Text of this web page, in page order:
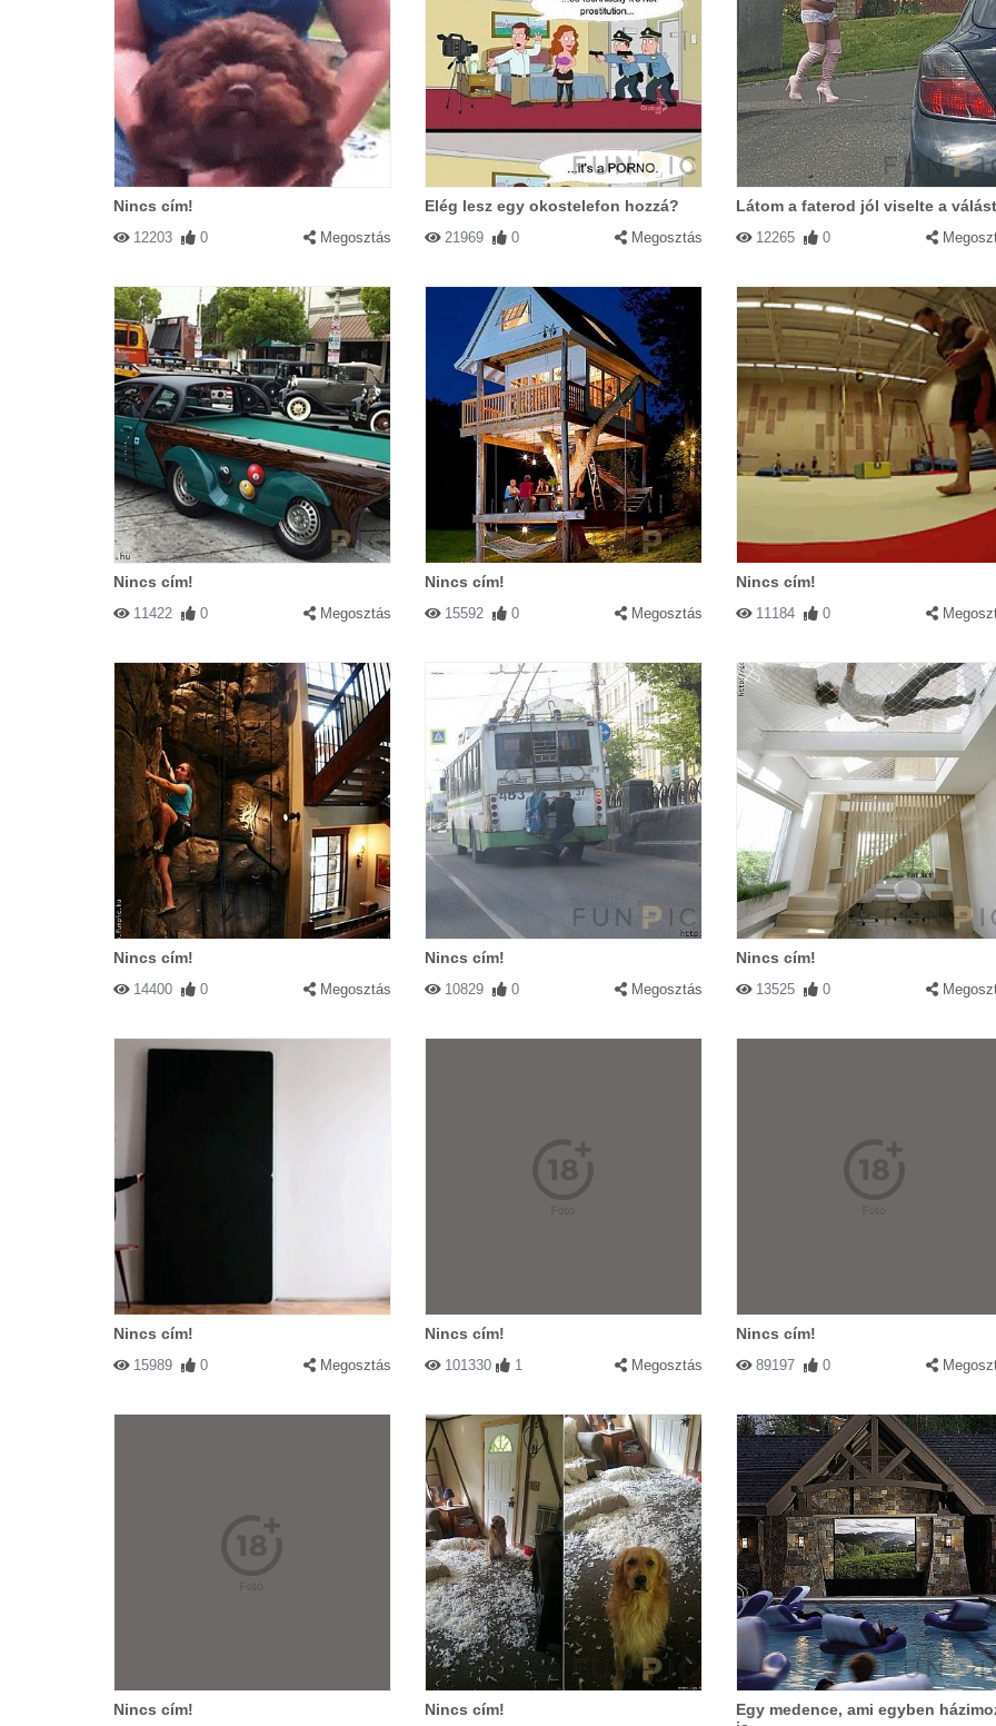
Nincs cím!
12203 0 Megosztás
Elég lesz egy okostelefon hozzá?
21969 0 Megosztás
Látom a faterod jól viselte a válást
12265 0
Nincs cím!
11422 0 Megosztás
Nincs cím!
15592 0 Megosztás
Nincs cím!
11184 0
Nincs cím!
14400 0 Megosztás
Nincs cím!
10829 0 Megosztás
Nincs cím!
13525 0
Nincs cím!
15989 0 Megosztás
Nincs cím!
101330 1 Megosztás
Nincs cím!
89197 0
Nincs cím! Nincs cím!
Egy medence, ami egyben